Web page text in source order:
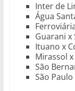
Inter de
Água
Guarani x
Ituano x
Mirassol
São
São